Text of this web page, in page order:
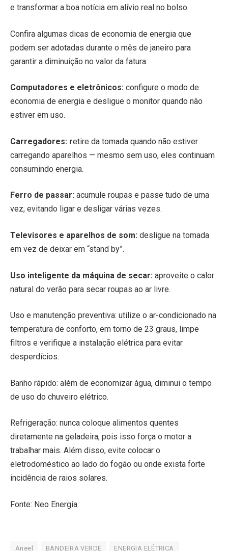
e transformar a boa notícia em alívio real no bolso.
Confira algumas dicas de economia de energia que
podem ser adotadas durante o mês de janeiro para
garantir a diminuição no valor da fatura:
Computadores e eletrônicos: configure o modo de
economia de energia e desligue o monitor quando não
estiver em uso.
Carregadores: retire da tomada quando não estiver
carregando aparelhos — mesmo sem uso, eles continuam
consumindo energia.
Ferro de passar: acumule roupas e passe tudo de uma
vez, evitando ligar e desligar várias vezes.
Televisores e aparelhos de som: desligue na tomada
em vez de deixar em “stand by”.
Uso inteligente da máquina de secar: aproveite o calor
natural do verão para secar roupas ao ar livre.
Uso e manutenção preventiva: utilize o ar-condicionado na
temperatura de conforto, em torno de 23 graus, limpe
filtros e verifique a instalação elétrica para evitar
desperdícios.
Banho rápido: além de economizar água, diminui o tempo
de uso do chuveiro elétrico.
Refrigeração: nunca coloque alimentos quentes
diretamente na geladeira, pois isso força o motor a
trabalhar mais. Além disso, evite colocar o
eletrodoméstico ao lado do fogão ou onde exista forte
incidência de raios solares.
Fonte: Neo Energia
Aneel BANDEIRA VERDE ENERGIA ELÉTRICA